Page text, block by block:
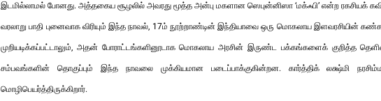
இடமில்லாமல் போனது. அத்தகைய சூழலில் அவரது மூத்த அன்பு மகளான ஸெபுன்னிஸா ‘மக்ஃபி’ என்ற ரகசியக்
வரலாறு பாதி புனைவாக விரியும் இந்த நாவல், 17ம் நூற்றாண்டின் இந்தியாவை ஒரு மொகலாய இளவரசியின்
முறியடிக்கப்பட்டாலும், அதன் போராட்டங்களினூடாக மொகலாய அரசின் இருண்ட பக்கங்களைக் குறித்த
சம்பவங்களின் தொகுப்பும் இந்த நாவலை முக்கியமான படைப்பாக்குகின்றன. கார்த்திக் லக்ஷ்மி
மொழிபெயர்த்திருக்கிறார்.